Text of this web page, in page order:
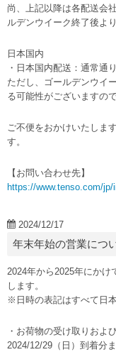
尚、上記以降は各配送会
ルデンウイーク終了後よ
日本国内
・日本国内配送：通常通
ただし、ゴールデンウイ
る可能性がございますの
ご不便をおかけいたしま
す。
【お問い合わせ先】
https://www.tenso.com/jp/
2024/12/17
年末年始の営業につ
2024年から2025年にかけ
します。
※日時の表記はすべて日
・お荷物の受け取りおよ
2024/12/29（日）到着分